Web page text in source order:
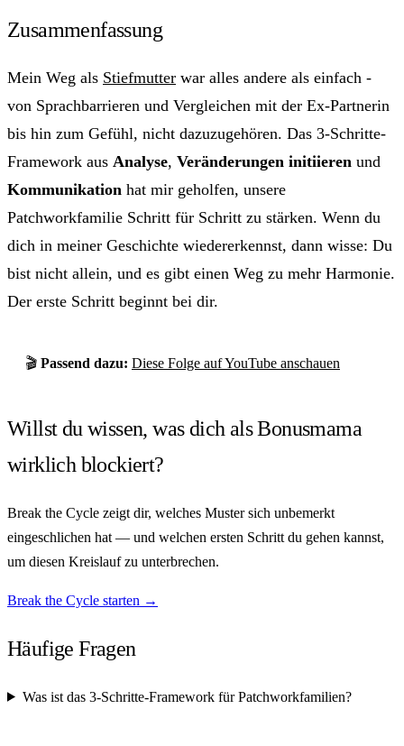
Zusammenfassung
Mein Weg als Stiefmutter war alles andere als einfach -
von Sprachbarrieren und Vergleichen mit der Ex-Partnerin
bis hin zum Gefühl, nicht dazuzugehören. Das 3-Schritte-
Framework aus Analyse, Veränderungen initiieren und
Kommunikation hat mir geholfen, unsere
Patchworkfamilie Schritt für Schritt zu stärken. Wenn du
dich in meiner Geschichte wiedererkennst, dann wisse: Du
bist nicht allein, und es gibt einen Weg zu mehr Harmonie.
Der erste Schritt beginnt bei dir.
🎬 Passend dazu: Diese Folge auf YouTube anschauen
Willst du wissen, was dich als Bonusmama
wirklich blockiert?
Break the Cycle zeigt dir, welches Muster sich unbemerkt
eingeschlichen hat — und welchen ersten Schritt du gehen kannst,
um diesen Kreislauf zu unterbrechen.
Break the Cycle starten →
Häufige Fragen
Was ist das 3-Schritte-Framework für Patchworkfamilien?